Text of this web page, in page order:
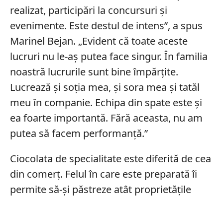
realizat, participări la concursuri și
evenimente. Este destul de intens”, a spus
Marinel Bejan. „Evident că toate aceste
lucruri nu le-aș putea face singur. În familia
noastră lucrurile sunt bine împărțite.
Lucrează și soția mea, și sora mea și tatăl
meu în companie. Echipa din spate este și
ea foarte importantă. Fără aceasta, nu am
putea să facem performanță.”
Ciocolata de specialitate este diferită de cea
din comerț. Felul în care este preparată îi
permite să-și păstreze atât proprietățile